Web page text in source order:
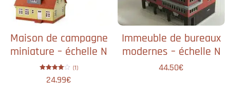
Maison de campagne
miniature – échelle N
4.00
(1)
24.99€
Immeuble de bureaux
modernes – échelle N
44.50€